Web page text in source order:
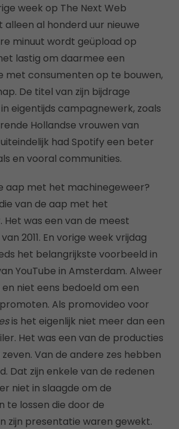
week op The Next Web
alleen al honderd uur nieuwe
minuut wordt geüpload op
lastig om daarmee een
met consumenten op te bouwen,
De titel van zijn bijdrage
eigentijds campagnewerk, zoals
Hollandse vrouwen van
had Spotify een beter
en vooral communities.
aap met het machinegeweer?
van de aap met het
Het was een van de meest
2011. En vorige week vrijdag
het belangrijkste voorbeeld in
YouTube in Amsterdam. Alweer
en niet eens bedoeld om een
Als promovideo voor
is het eigenlijk niet meer dan een
Het was een van de producties
Van de andere zes hebben
Dat zijn enkele van de redenen
niet in slaagde om de
te lossen die door de
zijn presentatie waren gewekt.